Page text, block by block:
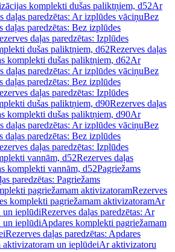
komplekti dušas paliktņiem, d52Ar
daļas paredzētas: Ar izplūdes vāciņuBez
daļas paredzētas: Bez izplūdes
daļas paredzētas: Izplūdes
dušas paliktņiem, d62Rezerves daļas
komplekti dušas paliktņiem, d62Ar
daļas paredzētas: Ar izplūdes vāciņuBez
daļas paredzētas: Bez izplūdes
daļas paredzētas: Izplūdes
dušas paliktņiem, d90Rezerves daļas
komplekti dušas paliktņiem, d90Ar
daļas paredzētas: Ar izplūdes vāciņuBez
daļas paredzētas: Bez izplūdes
daļas paredzētas: Izplūdes
vannām, d52Rezerves daļas
komplekti vannām, d52Pagriežams
paredzētas: Pagriežams
pagriežamam aktivizatoramRezerves
komplekti pagriežamam aktivizatoramAr
un ieplūdiRezerves daļas paredzētas: Ar
un ieplūdiApdares komplekti pagriežamam
Rezerves daļas paredzētas: Apdares
un ieplūdeiAr aktivizatoru